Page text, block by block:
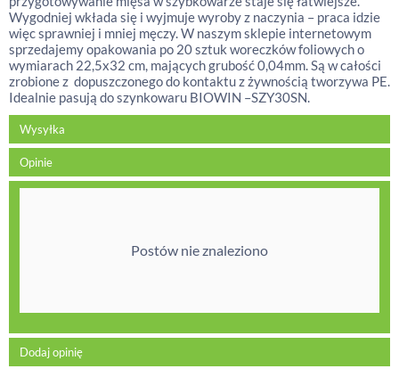
Wygodniej wkłada się i wyjmuje wyroby z naczynia – praca idzie
więc sprawniej i mniej męczy. W naszym sklepie internetowym
sprzedajemy opakowania po 20 sztuk woreczków foliowych o
wymiarach 22,5x32 cm, mających grubość 0,04mm. Są w całości
zrobione z dopuszczonego do kontaktu z żywnością tworzywa PE.
Idealnie pasują do szynkowaru BIOWIN –SZY30SN.
Wysyłka
Opinie
Postów nie znaleziono
Dodaj opinię